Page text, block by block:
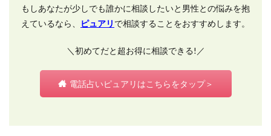
もしあなたが少しでも誰かに相談したいと男性との悩みを抱
えているなら、
ピュアリ で相談することをおすすめします。
＼初めてだと超お得に相談できる!／
電話占いピュアリはこちらをタップ＞